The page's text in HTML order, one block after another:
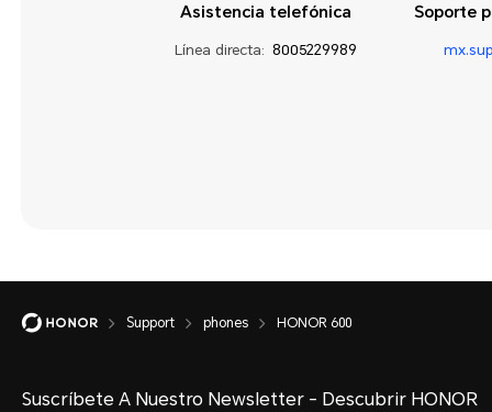
Aplicaciones y
Cámara y sensor
Galería
Asistencia telefónica
Línea directa: 8005229989
Soporte
Support phones HONOR 600
Suscríbete A Nuestro Newsletter - Descubrir HONOR